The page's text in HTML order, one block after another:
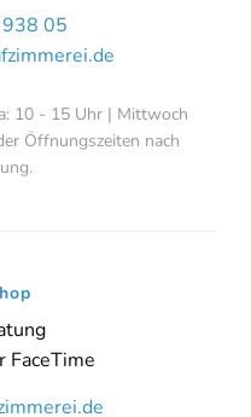
05
10 - 15 Uhr | Mittwoch
Öffnungszeiten nach
FaceTime